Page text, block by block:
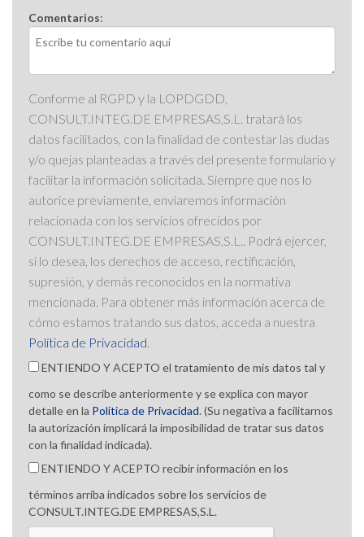
Comentarios:
Conforme al RGPD y la LOPDGDD,
CONSULT.INTEG.DE EMPRESAS,S.L. tratará los
datos facilitados, con la finalidad de contestar las dudas
y/o quejas planteadas a través del presente formulario y
facilitar la información solicitada. Siempre que nos lo
autorice previamente, enviaremos información
relacionada con los servicios ofrecidos por
CONSULT.INTEG.DE EMPRESAS,S.L.. Podrá ejercer,
si lo desea, los derechos de acceso, rectificación,
supresión, y demás reconocidos en la normativa
mencionada. Para obtener más información acerca de
cómo estamos tratando sus datos, acceda a nuestra
Política de Privacidad.
ENTIENDO Y ACEPTO el tratamiento de mis datos tal y
como se describe anteriormente y se explica con mayor
detalle en la Política de Privacidad. (Su negativa a facilitarnos
la autorización implicará la imposibilidad de tratar sus datos
con la finalidad indicada).
ENTIENDO Y ACEPTO recibir información en los
términos arriba indicados sobre los servicios de
CONSULT.INTEG.DE EMPRESAS,S.L.